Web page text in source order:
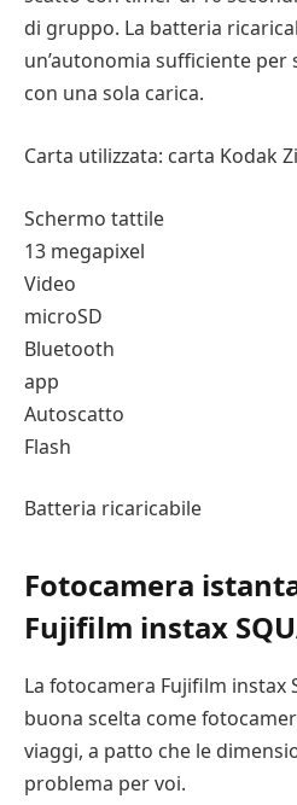
di gruppo. La batteria
un’autonomia sufficiente
con una sola carica.
Carta utilizzata: carta Kodak
Schermo tattile
13 megapixel
Video
microSD
Bluetooth
app
Autoscatto
Flash
Batteria ricaricabile
Fotocamera
Fujifilm instax
La fotocamera Fujifilm instax
buona scelta come
viaggi, a patto che le
problema per voi.